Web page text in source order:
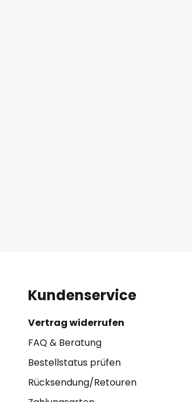
Kundenservice
Vertrag widerrufen
FAQ & Beratung
Bestellstatus prüfen
Rücksendung/Retouren